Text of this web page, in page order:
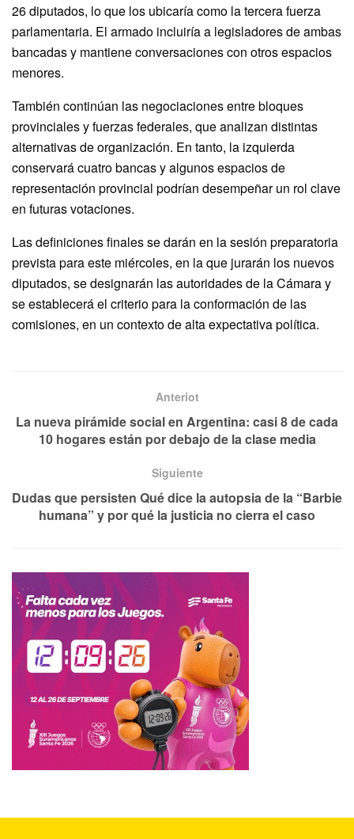
26 diputados, lo que los ubicaría como la tercera fuerza
parlamentaria. El armado incluiría a legisladores de ambas
bancadas y mantiene conversaciones con otros espacios
menores.
También continúan las negociaciones entre bloques
provinciales y fuerzas federales, que analizan distintas
alternativas de organización. En tanto, la izquierda
conservará cuatro bancas y algunos espacios de
representación provincial podrían desempeñar un rol clave
en futuras votaciones.
Las definiciones finales se darán en la sesión preparatoria
prevista para este miércoles, en la que jurarán los nuevos
diputados, se designarán las autoridades de la Cámara y
se establecerá el criterio para la conformación de las
comisiones, en un contexto de alta expectativa política.
Anteriot
La nueva pirámide social en Argentina: casi 8 de cada
10 hogares están por debajo de la clase media
Siguiente
Dudas que persisten Qué dice la autopsia de la “Barbie
humana” y por qué la justicia no cierra el caso